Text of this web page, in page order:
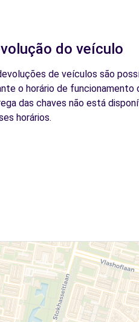
do veículo
de veículos são
o horário de funcionamento
das chaves não está
horários.